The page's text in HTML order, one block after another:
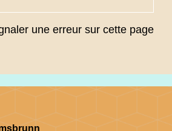
une erreur sur cette page